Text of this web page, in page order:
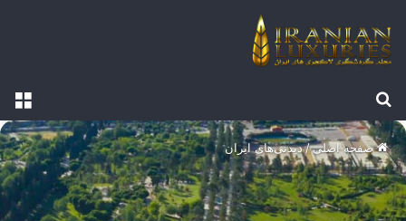
صفحه اصلی/دیدنی‌های ایران